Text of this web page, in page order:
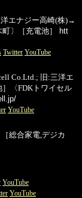
洋エナジー高崎(株)→
〕［充電池］
htt
Twitter YouTube
Co.Ltd.; 旧:三洋エ
〈FDKトワイセル
YouTube
総合家電,デジカ
YouTube
YouTube